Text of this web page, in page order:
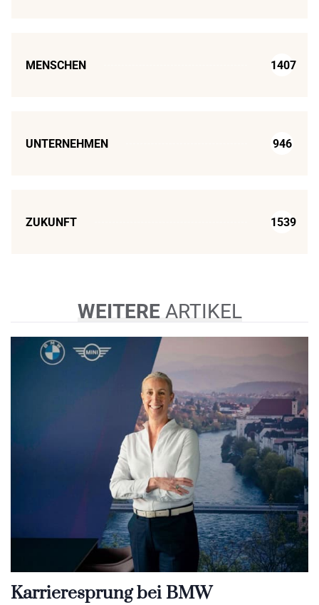
MENSCHEN 1407
UNTERNEHMEN 946
ZUKUNFT 1539
WEITEREARTIKEL
Karrieresprung bei BMW